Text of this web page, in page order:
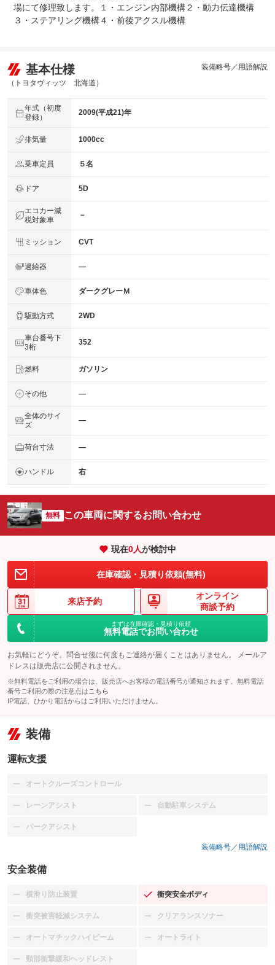
場にて修理致します。１・エンジン内部機構２・動力伝達機構
３・ステアリング機構４・前後アクスル機構
基本仕様
（トヨタヴィッツ 北海道）
装備略号／用語解説
年式（初度
登録）
2009(平成21)年
排気量 1000cc
乗車定員 ５名
ドア 5D
エコカー減
税対象車
－
ミッション CVT
過給器 ―
車体色 ダークグレーＭ
駆動方式 2WD
車台番号下
3桁
352
燃料 ガソリン
その他 ―
全体のサイ
ズ
―
荷台寸法 ―
ハンドル 右
無料 この車両に関するお問い合わせ
現在0人が検討中
在庫確認・見積り依頼(無料)
来店予約
オンライン
商談予約
まずは在庫確認・見積り依頼
無料電話でお問い合わせ
お気軽にどうぞ。問合せ後に何度もご連絡が届くことはありません。 メールア
ドレスは販売店に公開されません。
※無料電話をご利用の場合は、販売店へお客様の電話番号が通知されます。無料電話
番号ご利用の際の注意点は こちら
IP電話、ひかり電話からはご利用いただけません。
装備
運転支援
オートクルーズコントロール
：装備なし
レーンアシスト
：装備なし 自動駐車システム
：装備なし
パークアシスト
：装備なし
装備略号／用語解説
安全装備
横滑り防止装置
：装備なし 衝突安全ボディ
：装備あり
衝突被害軽減システム
：装備なし クリアランスソナー
：装備なし
オートマチックハイビーム
：装備なし オートライト
：装備なし
頸部衝撃緩和ヘッドレスト
：装備なし